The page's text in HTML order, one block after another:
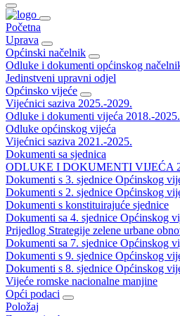
Početna
Uprava
Općinski načelnik
Odluke i dokumenti općinskog
Jedinstveni upravni odjel
Općinsko vijeće
Vijećnici saziva 2025.-2029.
Odluke i dokumenti vijeća 2018.-2025.
Odluke općinskog vijeća
Vijećnici saziva 2021.-2025.
Dokumenti sa sjednica
ODLUKE I DOKUMENTI VIJEĆA
Dokumenti s 3. sjednice Općinskog
Dokumenti s 2. sjednice Općinskog
Dokumenti s konstituirajuće sjednice
Dokumenti sa 4. sjednice Općinskog
Prijedlog Strategije zelene urbane
Dokumenti sa 7. sjednice Općinskog
Dokumenti s 9. sjednice Općinskog
Dokumenti s 8. sjednice Općinskog
Vijeće romske nacionalne manjine
Opći podaci
Položaj